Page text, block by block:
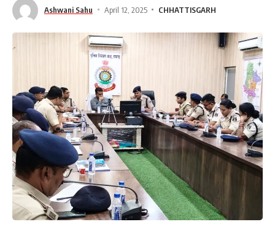
Ashwani Sahu April 12, 2025 CHHATTISGARH